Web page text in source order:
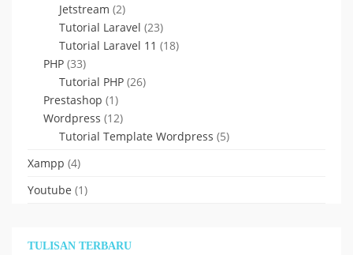
Jetstream (2)
Tutorial Laravel (23)
Tutorial Laravel 11 (18)
PHP (33)
Tutorial PHP (26)
Prestashop (1)
Wordpress (12)
Tutorial Template Wordpress (5)
Xampp (4)
Youtube (1)
TULISAN TERBARU